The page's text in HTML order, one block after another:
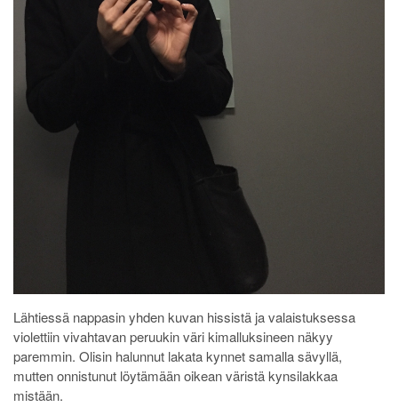
Lähtiessä nappasin yhden kuvan hissistä ja valaistuksessa
violettiin vivahtavan peruukin väri kimalluksineen näkyy
paremmin. Olisin halunnut lakata kynnet samalla sävyllä,
mutten onnistunut löytämään oikean väristä kynsilakkaa
mistään.